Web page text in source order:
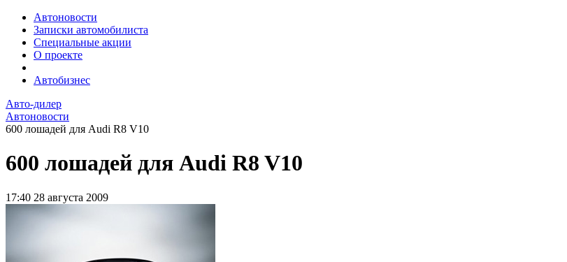
Автоновости
Записки автомобилиста
Специальные акции
О проекте
Автобизнес
Авто-дилер
Автоновости
600 лошадей для Audi R8 V10
600 лошадей для Audi R8 V10
17:40 28 августа 2009